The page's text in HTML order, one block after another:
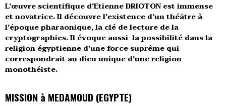
L'œuvre scientifique d'Etienne DRIOTON est immense
et novatrice. Il découvre l’existence d’un théâtre à
l’époque pharaonique, la clé de lecture de la
cryptographies. Il évoque aussi la possibilité dans la
religion égyptienne d’une force suprême qui
correspondrait au dieu unique d’une religion
monothéiste.
MISSION à MEDAMOUD (EGYPTE)